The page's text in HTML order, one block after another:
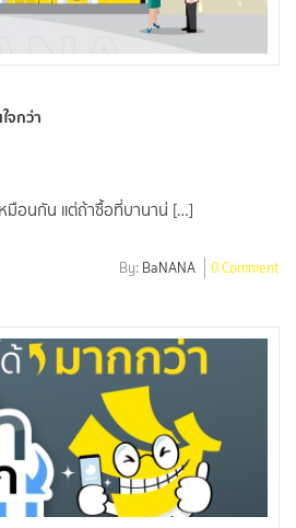
จกว่า
มือนกัน แต่ถ้าซื้อที่บานาน่ […]
By: BaNANA 0 Comment